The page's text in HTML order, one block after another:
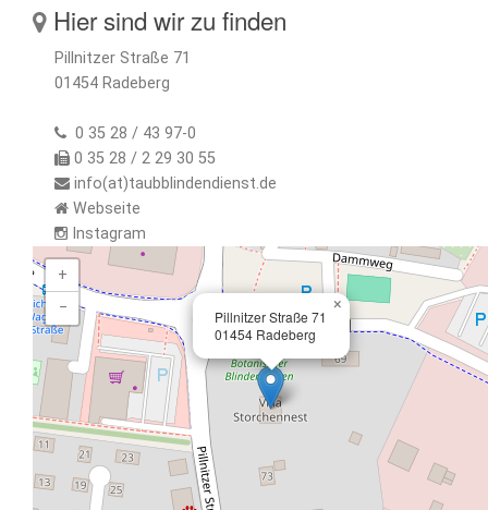
Hier sind wir zu finden
Pillnitzer Straße 71
01454 Radeberg
0 35 28 / 43 97-0
0 35 28 / 2 29 30 55
info(at)taubblindendienst.de
Webseite
Instagram
Pillnitzer Straße 71
01454 Radeberg
×
+
−